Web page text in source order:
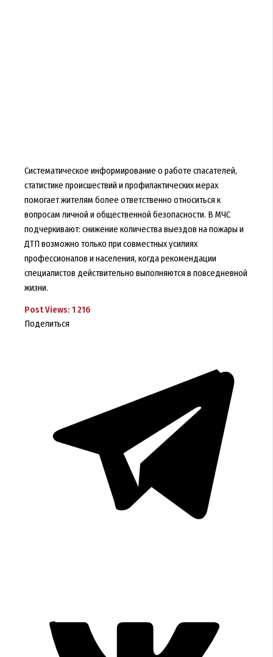
Систематическое информирование о работе спасателей,
статистике происшествий и профилактических мерах
помогает жителям более ответственно относиться к
вопросам личной и общественной безопасности. В МЧС
подчеркивают: снижение количества выездов на пожары и
ДТП возможно только при совместных усилиях
профессионалов и населения, когда рекомендации
специалистов действительно выполняются в повседневной
жизни.
Post Views: 1 216
Поделиться